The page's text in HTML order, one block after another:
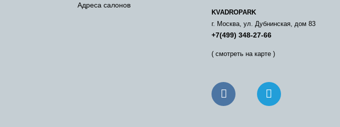
Адреса салонов
KVADROPARK
г. Москва, ул. Дубнинская, дом 83
+7(499) 348-27-66
( смотреть на карте )